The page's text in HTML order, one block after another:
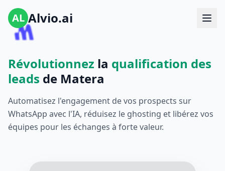
AL Alvio.ai
Révolutionnez la qualification des
leads de Matera
Automatisez l'engagement de vos prospects sur
WhatsApp avec l'IA, réduisez le ghosting et libérez vos
équipes pour les échanges à forte valeur.